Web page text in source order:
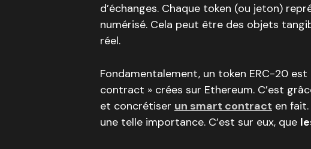
d’échanges. Chaque token (ou jeton)
numérisé. Cela peut être des objets
réel.
Fondamentalement, un token ERC-20
contract » crées sur Ethereum. C’est
et concrétiser un smart contract en
une telle importance. C’est sur eux, que